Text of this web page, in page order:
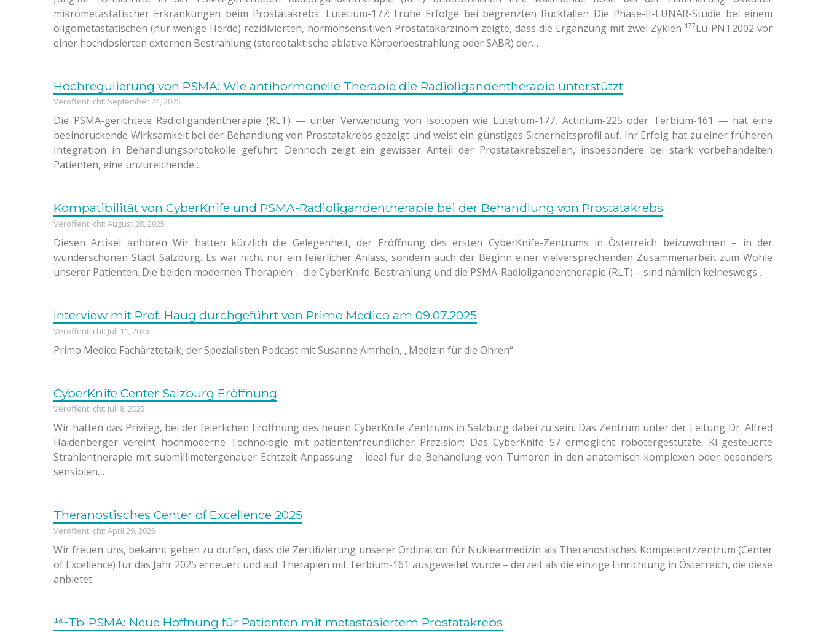
mikrometastatischer Erkrankungen beim Prostatakrebs. Lutetium-177: Frühe Erfolge bei begrenzten Rückfällen Die Phase-II-LUNAR-Studie bei einem
oligometastatischen (nur wenige Herde) rezidivierten, hormonsensitiven Prostatakarzinom zeigte, dass die Ergänzung mit zwei Zyklen ¹⁷⁷Lu-PNT2002 vor
einer hochdosierten externen Bestrahlung (stereotaktische ablative Körperbestrahlung oder SABR) der…
Hochregulierung von PSMA: Wie antihormonelle Therapie die Radioligandentherapie unterstützt
Veröffentlicht: September 24, 2025
Die PSMA-gerichtete Radioligandentherapie (RLT) — unter Verwendung von Isotopen wie Lutetium-177, Actinium-225 oder Terbium-161 — hat eine
beeindruckende Wirksamkeit bei der Behandlung von Prostatakrebs gezeigt und weist ein günstiges Sicherheitsprofil auf. Ihr Erfolg hat zu einer früheren
Integration in Behandlungsprotokolle geführt. Dennoch zeigt ein gewisser Anteil der Prostatakrebszellen, insbesondere bei stark vorbehandelten
Patienten, eine unzureichende…
Kompatibilität von CyberKnife und PSMA-Radioligandentherapie bei der Behandlung von Prostatakrebs
Veröffentlicht: August 28, 2025
Diesen Artikel anhören Wir hatten kürzlich die Gelegenheit, der Eröffnung des ersten CyberKnife-Zentrums in Österreich beizuwohnen – in der
wunderschönen Stadt Salzburg. Es war nicht nur ein feierlicher Anlass, sondern auch der Beginn einer vielversprechenden Zusammenarbeit zum Wohle
unserer Patienten. Die beiden modernen Therapien – die CyberKnife-Bestrahlung und die PSMA-Radioligandentherapie (RLT) – sind nämlich keineswegs…
Interview mit Prof. Haug durchgeführt von Primo Medico am 09.07.2025
Veröffentlicht: Juli 11, 2025
Primo Medico Fachärztetalk, der Spezialisten Podcast mit Susanne Amrhein, „Medizin für die Ohren“
CyberKnife Center Salzburg Eröffnung
Veröffentlicht: Juli 8, 2025
Wir hatten das Privileg, bei der feierlichen Eröffnung des neuen CyberKnife Zentrums in Salzburg dabei zu sein. Das Zentrum unter der Leitung Dr. Alfred
Haidenberger vereint hochmoderne Technologie mit patientenfreundlicher Präzision: Das CyberKnife S7 ermöglicht robotergestützte, KI-gesteuerte
Strahlentherapie mit submillimetergenauer Echtzeit-Anpassung – ideal für die Behandlung von Tumoren in den anatomisch komplexen oder besonders
sensiblen…
Theranostisches Center of Excellence 2025
Veröffentlicht: April 29, 2025
Wir freuen uns, bekannt geben zu dürfen, dass die Zertifizierung unserer Ordination für Nuklearmedizin als Theranostisches Kompetentzzentrum (Center
of Excellence) für das Jahr 2025 erneuert und auf Therapien mit Terbium-161 ausgeweitet wurde – derzeit als die einzige Einrichtung in Österreich, die diese
anbietet.
¹⁶¹Tb-PSMA: Neue Hoffnung für Patienten mit metastasiertem Prostatakrebs